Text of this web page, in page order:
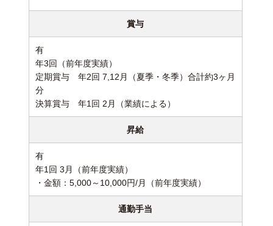
賞与
有
年3回（前年度実績）
定期賞与 年2回 7,12月（夏季・冬季）合計約3ヶ月
分
決算賞与 年1回 2月（業績による）
昇給
有
年1回 3月（前年度実績）
・金額：5,000～10,000円/月（前年度実績）
通勤手当